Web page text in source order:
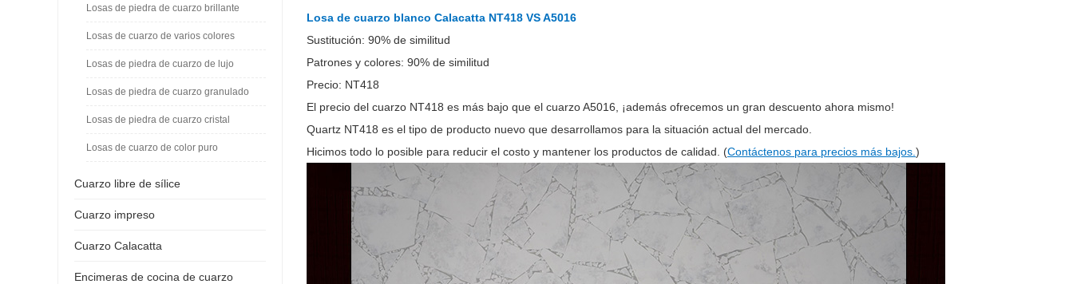
Losa de cuarzo blanco Calacatta NT418 VS A5016
Sustitución: 90% de similitud
Patrones y colores: 90% de similitud
Precio: NT418
El precio del cuarzo NT418 es más bajo que el cuarzo A5016, ¡además ofrecemos un gran descuento ahora mismo!
Quartz NT418 es el tipo de producto nuevo que desarrollamos para la situación actual del mercado.
Hicimos todo lo posible para reducir el costo y mantener los productos de calidad. (Contáctenos para precios más bajos. )
Losas de piedra de cuarzo brillante
Losas de cuarzo de varios colores
Losas de piedra de cuarzo de lujo
Losas de piedra de cuarzo granulado
Losas de piedra de cuarzo cristal
Losas de cuarzo de color puro
Cuarzo libre de sílice
Cuarzo impreso
Cuarzo Calacatta
Encimeras de cocina de cuarzo